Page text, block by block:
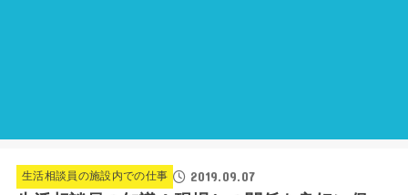
生活相談員の施設内での仕事 2019.09.07